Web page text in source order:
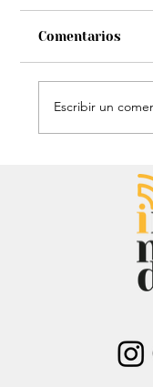
El
el
dieron
Comentarios
Escribir un